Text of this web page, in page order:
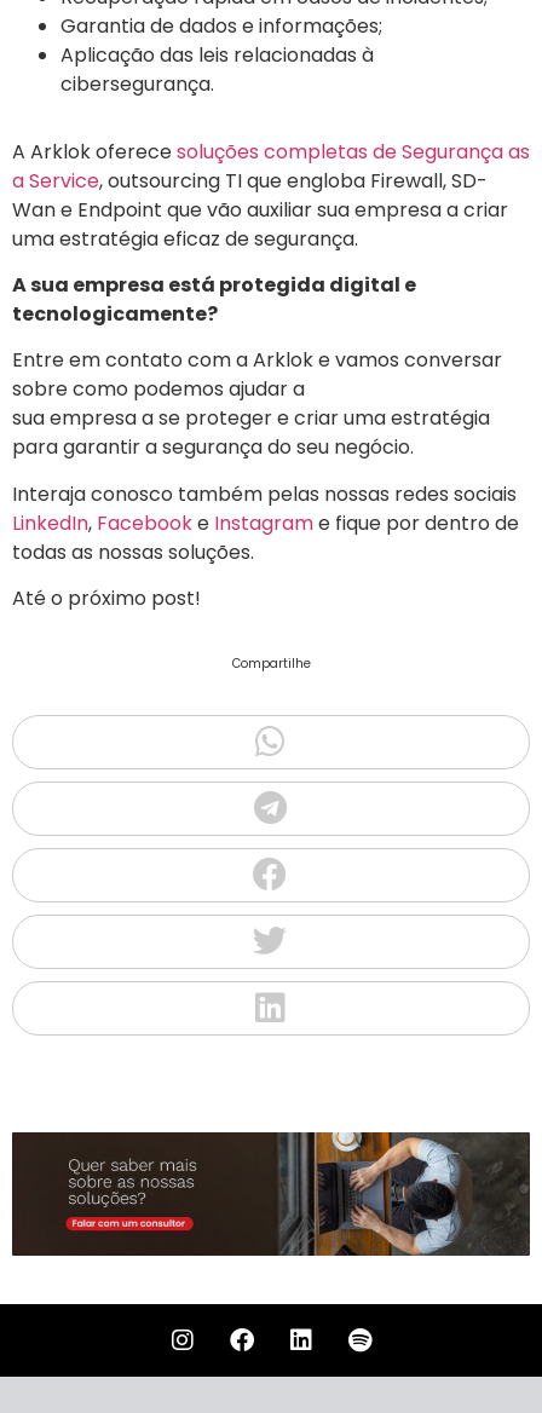
Garantia de dados e informações;
Aplicação das leis relacionadas à
cibersegurança.
A Arklok oferecesoluções completas de Segurança as
a Service, outsourcing TI que engloba Firewall, SD-
Wan e Endpoint que vão auxiliar sua empresa a criar
uma estratégia eficaz de segurança.
A sua empresa está protegida digital e
tecnologicamente?
Entre em contato com a Arklok e vamos conversar
sobre como podemos ajudar a
sua empresa a se proteger e criar uma estratégia
para garantir a segurança do seu negócio.
Interaja conosco também pelas nossas redes sociais
LinkedIn, Facebooke Instagrame fique por dentro de
todas as nossas soluções.
Até o próximo post!
Compartilhe